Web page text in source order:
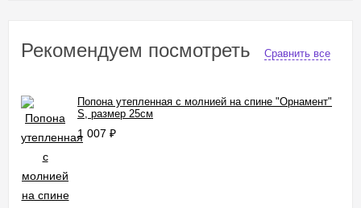
Рекомендуем посмотреть Сравнить все
Попона утепленная с молнией на спине "Орнамент"
S, размер 25см
1 007 ₽